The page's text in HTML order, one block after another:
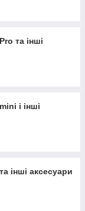
та інші
і інші
інші аксесуари